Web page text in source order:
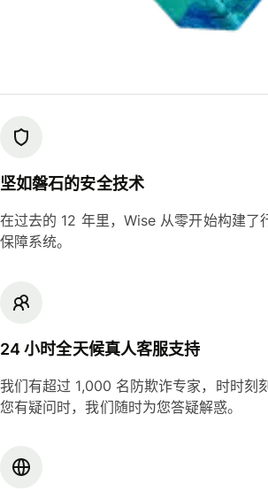
坚如磐石的安全技术
在过去的 12 年里，Wise 从零开始构建了
保障系统。
24 小时全天候真人客服支持
我们有超过 1,000 名防欺诈专家，时时刻
您有疑问时，我们随时为您答疑解惑。